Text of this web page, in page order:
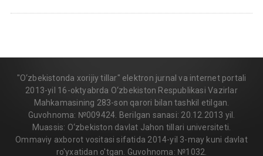
"O‘zbekistonda xorijiy tillar" elektron jurnal va internet portali
2013-yil 16-oktyabrda O‘zbekiston Respublikasi Vazirlar
Mahkamasining 283-son qarori bilan tashkil etilgan.
Guvohnoma: №009424. Berilgan sanasi: 20.12.2013 yil.
Muassis: O‘zbekiston davlat Jahon tillari universiteti.
Ommaviy axborot vositasi sifatida 2014-yil 3-may kuni davlat
ro'yxatidan o'tgan. Guvohnoma: №1032.